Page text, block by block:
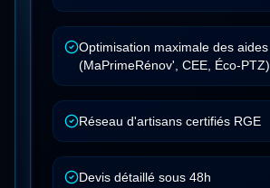
Optimisation maximale des aides
(MaPrimeRénov', CEE, Éco-PTZ)
Réseau d'artisans certifiés RGE
Devis détaillé sous 48h